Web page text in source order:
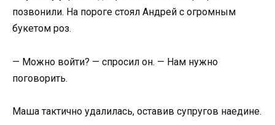
позвонили. На пороге стоял Андрей с огромным
букетом роз.
— Можно войти? — спросил он. — Нам нужно
поговорить.
Маша тактично удалилась, оставив супругов наедине.